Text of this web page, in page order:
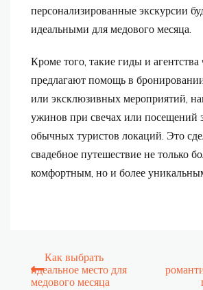
персонализированные экскурсии
идеальными для медового месяца.
Кроме того, такие гиды и агентства
предлагают помощь в
или эксклюзивных мероприятий,
ужинов при свечах или посещений
обычных туристов локаций. Это
свадебное путешествие не только
комфортным, но и более
Навигация
Как выбрать
идеальное место для
медового месяца